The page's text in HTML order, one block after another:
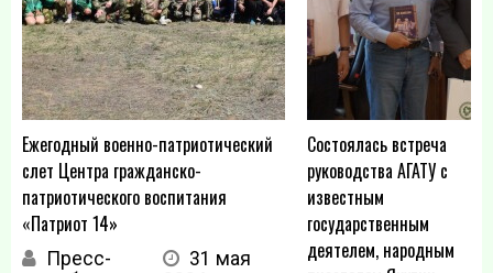
Ежегодный военно-патриотический
слет Центра гражданско-
патриотического воспитания
«Патриот 14»
Пресс-
31 мая
Состоялась встреча
руководства АГАТУ с
известным
государственным
деятелем, народным